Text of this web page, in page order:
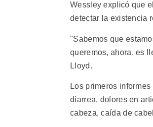
Wessley explicó que
detectar la existencia
"Sabemos que
queremos, ahora, es
Lloyd.
Los primeros
diarrea, dolores en
cabeza, caída de